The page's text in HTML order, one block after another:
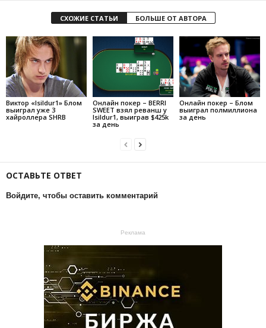
СХОЖИЕ СТАТЬИ БОЛЬШЕ ОТ АВТОРА
Виктор «Isildur1» Блом
выиграл уже 3
хайроллера SHRB
Онлайн покер – BERRI
SWEET взял реванш у
Isildur1, выиграв $425k
за день
Онлайн покер – Блом
выиграл полмиллиона
за день
ОСТАВЬТЕ ОТВЕТ
Войдите, чтобы оставить комментарий
Реклама